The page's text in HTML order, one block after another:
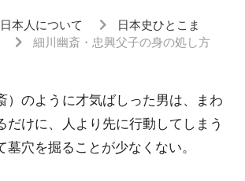
日本人について
日本史ひとこま
細川幽斎・忠興父子の身の処し方
）のように才気ばしった男は、まわ
だけに、人より先に行動してしまう
墓穴を掘ることが少なくない。